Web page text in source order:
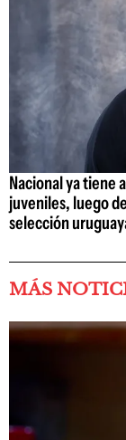
Nacional ya tiene
juveniles, luego
selección
MÁS